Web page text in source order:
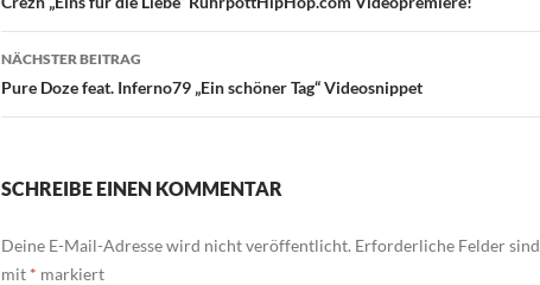
NÄCHSTER BEITRAG
Pure Doze feat. Inferno79 „Ein schöner Tag“ Videosnippet
SCHREIBE EINEN KOMMENTAR
Deine E-Mail-Adresse wird nicht veröffentlicht. Erforderliche Felder sind
mit * markiert